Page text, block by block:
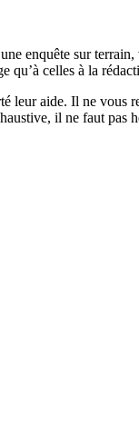
enquête sur
qu’à celles à la
leur aide. Il ne vous
il ne faut pas